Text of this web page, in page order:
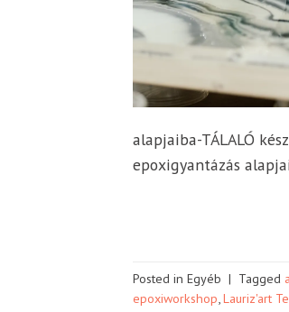
alapjaiba-TÁLALÓ
epoxigyantázás
Posted in Egyéb | Tagged
epoxiworkshop,Lauriz'art